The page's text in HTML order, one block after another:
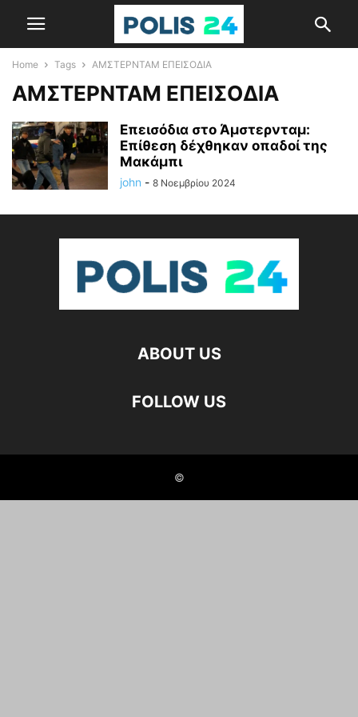
Home Tags ΑΜΣΤΕΡΝΤΑΜ ΕΠΕΙΣΟΔΙΑ
ΑΜΣΤΕΡΝΤΑΜ ΕΠΕΙΣΟΔΙΑ
Επεισόδια στο Άμστερνταμ:
Επίθεση δέχθηκαν οπαδοί της
Μακάμπι
john - 8 Νοεμβρίου 2024
ABOUT US
FOLLOW US
©